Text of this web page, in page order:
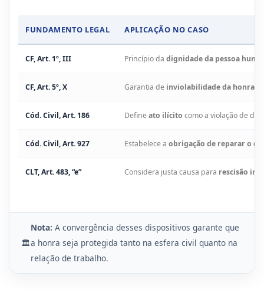
FUNDAMENTO LEGAL APLICAÇÃO NO CASO
CF, Art. 1º, III Princípio da dignidade da pessoa
CF, Art. 5º, X Garantia de inviolabilidade da honra e
Cód. Civil, Art. 186 Defineato ilícito como a violação de
Cód. Civil, Art. 927 Estabelece a obrigação de reparar o
CLT, Art. 483, “e” Considera justa causa para rescisão
🏛️
Nota: A convergência desses dispositivos garante que
a honra seja protegida tanto na esfera civil quanto na
relação de trabalho.